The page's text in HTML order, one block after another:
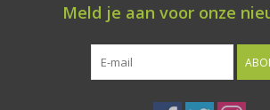
Meld je aan voor onze